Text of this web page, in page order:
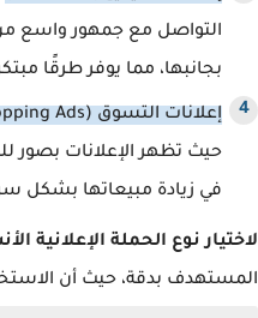
التواصل مع جمهور واسع من
بجانبها، مما يوفر طرقًا
إعلانات التسوق (Shopping Ads)
حيث تظهر الإعلانات بصور
في زيادة مبيعاتها بشكل
لاختيار نوع الحملة الإعلانية
المستهدف بدقة، حيث أن